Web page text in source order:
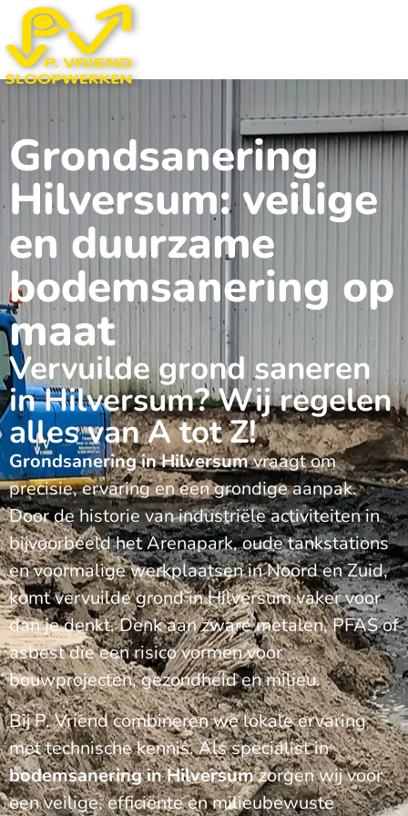
Grondsanering
Hilversum: veilige
en duurzame
bodemsanering op
maat
Vervuilde grond saneren
in Hilversum? Wij regelen
alles van A tot Z!
Grondsanering in Hilversumvraagt om
precisie, ervaring en een grondige aanpak.
Door de historie van industriële activiteiten in
bijvoorbeeld het Arenapark, oude tankstations
en voormalige werkplaatsen in Noord en Zuid,
komt vervuilde grond in Hilversum vaker voor
dan je denkt. Denk aan zware metalen, PFAS of
asbest die een risico vormen voor
bouwprojecten, gezondheid en milieu.
Bij P. Vriend combineren we lokale ervaring
met technische kennis. Als specialist in
bodemsanering in Hilversumzorgen wij voor
een veilige, efficiënte en milieubewuste